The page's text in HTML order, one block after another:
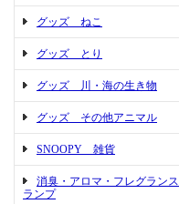
グッズ ねこ
グッズ とり
グッズ 川・海の生き物
グッズ その他アニマル
SNOOPY 雑貨
消臭・アロマ・フレグランス
ランプ